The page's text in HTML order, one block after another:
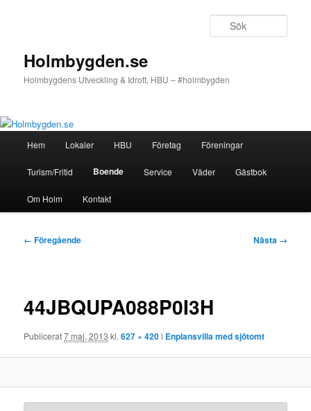
Holmbygden.se
Holmbygdens Utveckling & Idrott, HBU – #holmbygden
Hem Lokaler HBU Företag Föreningar
Turism/Fritid Boende Service Väder Gästbok
Om Holm Kontakt
Bildnavigering
← Föregående Nästa →
44JBQUPA088P0I3H
Publicerat7 maj, 2013 kl.627 × 420i Enplansvilla med sjötomt